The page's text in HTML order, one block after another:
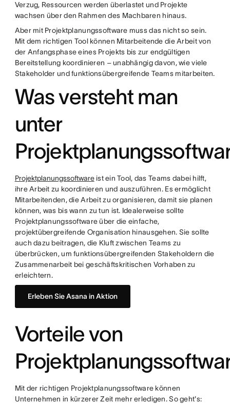
Verzug, Ressourcen werden überlastet und Projekte
wachsen über den Rahmen des Machbaren hinaus.
Aber mit Projektplanungssoftware muss das nicht so sein.
Mit dem richtigen Tool können Mitarbeitende die Arbeit von
der Anfangsphase eines Projekts bis zur endgültigen
Bereitstellung koordinieren – unabhängig davon, wie viele
Stakeholder und funktionsübergreifende Teams mitarbeiten.
Was versteht man
unter
Projektplanungssoftwareist ein Tool, das Teams dabei hilft,
ihre Arbeit zu koordinieren und auszuführen. Es ermöglicht
Mitarbeitenden, die Arbeit zu organisieren, damit sie planen
können, was bis wann zu tun ist. Idealerweise sollte
Projektplanungssoftware über die einfache,
projektübergreifende Organisation hinausgehen. Sie sollte
auch dazu beitragen, die Kluft zwischen Teams zu
überbrücken, um funktionsübergreifenden Stakeholdern die
Zusammenarbeit bei geschäftskritischen Vorhaben zu
erleichtern.
Erleben Sie Asana in Aktion
Vorteile von
Mit der richtigen Projektplanungssoftware können
Unternehmen in kürzerer Zeit mehr erledigen. So geht's: